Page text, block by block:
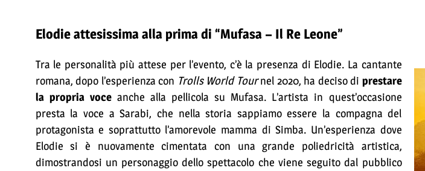
Elodie attesissima alla prima di “Mufasa – Il Re Leone”
Tra le personalità più attese per l’evento, c’è la presenza di Elodie. La cantante
romana, dopo l’esperienza con Trolls World Tournel 2020, ha deciso di prestare
la propria voceanche alla pellicola su Mufasa. L’artista in quest’occasione
presta la voce a Sarabi, che nella storia sappiamo essere la compagna del
protagonista e soprattutto l’amorevole mamma di Simba. Un’esperienza dove
Elodie si è nuovamente cimentata con una grande poliedricità artistica,
dimostrandosi un personaggio dello spettacolo che viene seguito dal pubblico